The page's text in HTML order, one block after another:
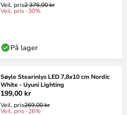
Veil. pris2 376,00 kr
Veil. pris -30%
På lager
Søyle Stearinlys LED 7,8x10 cm Nordic
White - Uyuni Lighting
199,00 kr
Veil. pris269,00 kr
Veil. pris -26%